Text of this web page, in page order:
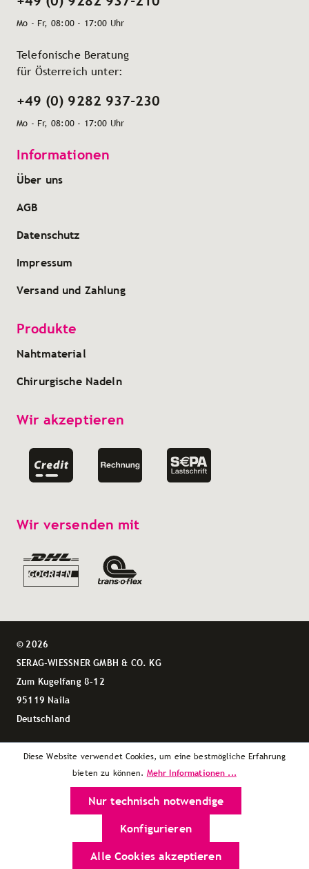
Mo - Fr, 08:00 - 17:00 Uhr
Telefonische Beratung
für Österreich unter:
+49 (0) 9282 937-230
Mo - Fr, 08:00 - 17:00 Uhr
Informationen
Über uns
AGB
Datenschutz
Impressum
Versand und Zahlung
Produkte
Nahtmaterial
Chirurgische Nadeln
Wir akzeptieren
Wir versenden mit
© 2026
SERAG-WIESSNER GMBH & CO. KG
Zum Kugelfang 8–12
95119 Naila
Deutschland
Diese Website verwendet Cookies, um eine bestmögliche Erfahrung
bieten zu können. Mehr Informationen ...
Nur technisch notwendige
Konfigurieren
Alle Cookies akzeptieren